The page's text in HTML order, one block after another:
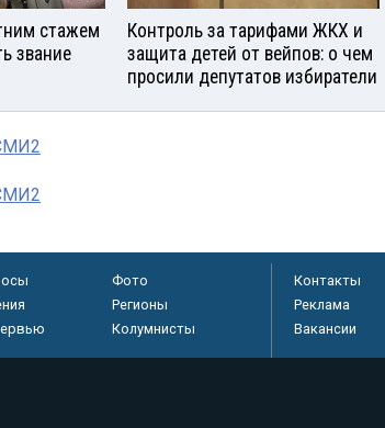
стажем
звание
Контроль за тарифами ЖКХ и
защита детей от вейпов: о чем
просили депутатов избиратели
Фото
Регионы
Колумнисты
Контакты
Реклама
Вакансии